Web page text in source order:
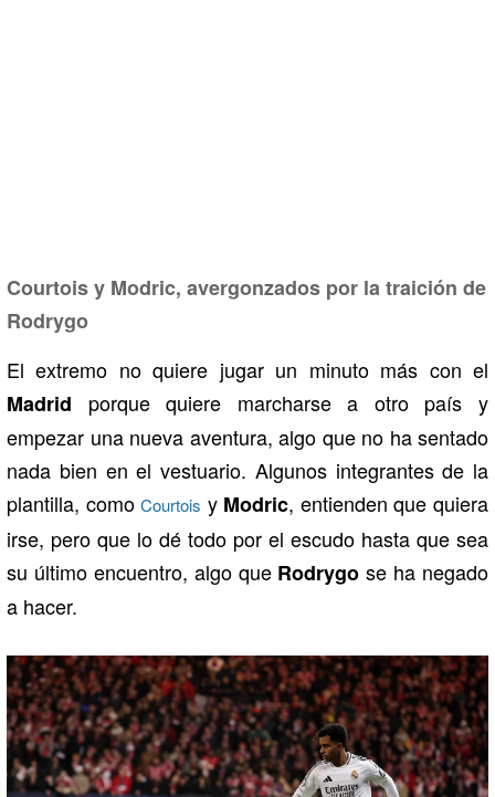
Courtois y Modric, avergonzados por la traición de
Rodrygo
El extremo no quiere jugar un minuto más con el
Madrid porque quiere marcharse a otro país y
empezar una nueva aventura, algo que no ha sentado
nada bien en el vestuario. Algunos integrantes de la
plantilla, comoCourtois y Modric, entienden que quiera
irse, pero que lo dé todo por el escudo hasta que sea
su último encuentro, algo que Rodrygose ha negado
a hacer.